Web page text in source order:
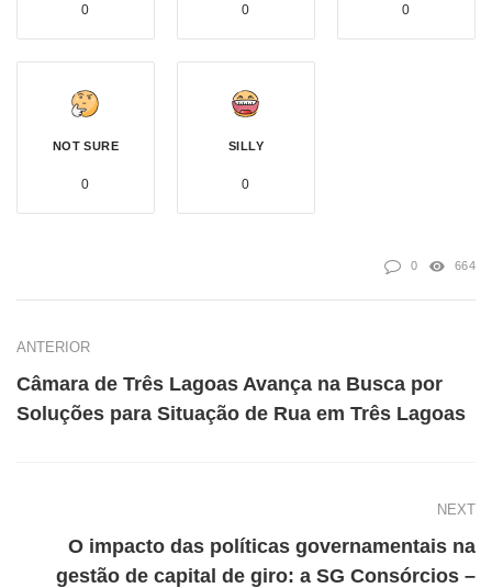
0 0 0
NOT SURE
0
SILLY
0
0 664
ANTERIOR
Câmara de Três Lagoas Avança na Busca por
Soluções para Situação de Rua em Três Lagoas
NEXT
O impacto das políticas governamentais na
gestão de capital de giro: a SG Consórcios –